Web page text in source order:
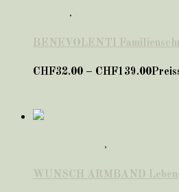
,
BENEVOLENTI
CHF32.00 – CHF139.00
,
WUNSCH ARMBAND